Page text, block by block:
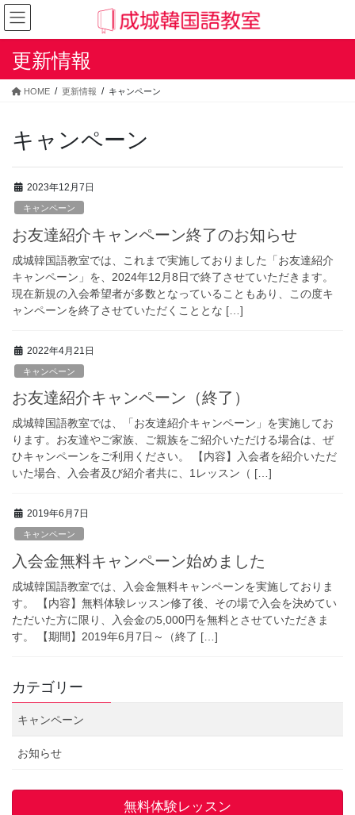
コ
ン
テ
ナ
ビ
ゲ
更新情報
HOME 更新情報 キャンペーン
キャンペーン
2023年12月7日
キャンペーン
お友達紹介キャンペーン終了のお知らせ
成城韓国語教室では、これまで実施しておりました「お友達紹介
キャンペーン」を、2024年12月8日で終了させていただきます。
現在新規の入会希望者が多数となっていることもあり、この度キ
ャンペーンを終了させていただくこととな […]
2022年4月21日
キャンペーン
お友達紹介キャンペーン（終了）
成城韓国語教室では、「お友達紹介キャンペーン」を実施してお
ります。お友達やご家族、ご親族をご紹介いただける場合は、ぜ
ひキャンペーンをご利用ください。 【内容】入会者を紹介いただ
いた場合、入会者及び紹介者共に、1レッスン（ […]
2019年6月7日
キャンペーン
入会金無料キャンペーン始めました
成城韓国語教室では、入会金無料キャンペーンを実施しておりま
す。 【内容】無料体験レッスン修了後、その場で入会を決めてい
ただいた方に限り、入会金の5,000円を無料とさせていただきま
す。 【期間】2019年6月7日～（終了 […]
カテゴリー
キャンペーン
お知らせ
無料体験レッスン